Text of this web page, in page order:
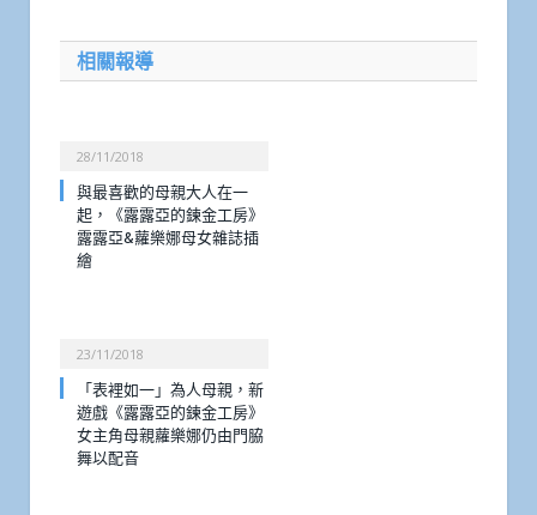
相關報導
28/11/2018
與最喜歡的母親大人在一
起，《露露亞的鍊金工房》
露露亞&蘿樂娜母女雜誌插
繪
23/11/2018
「表裡如一」為人母親，新
遊戲《露露亞的鍊金工房》
女主角母親蘿樂娜仍由門脇
舞以配音